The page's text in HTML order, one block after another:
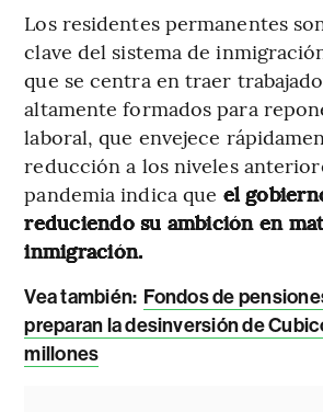
Los residentes permanentes
clave del sistema de
que se centra en traer
altamente formados para
laboral, que envejece
reducción a los niveles
pandemia indica que el
reduciendo su ambición en
inmigración.
Vea también: Fondos de
preparan la desinversión de
millones